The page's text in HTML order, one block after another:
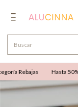
Rebajas Hasta 50%